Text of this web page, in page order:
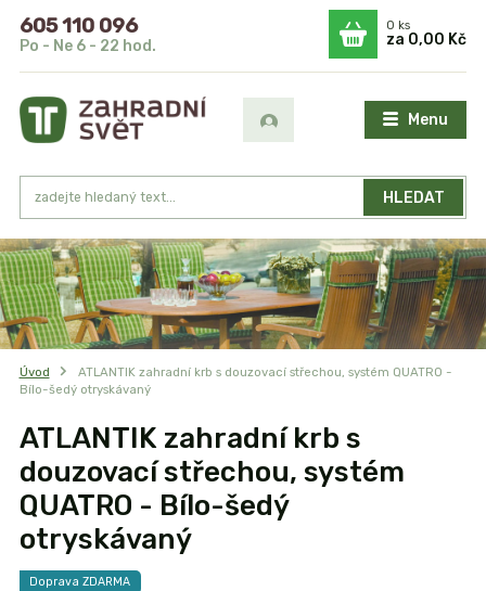
Menu
HLEDAT
605 110 096
Po - Ne 6 - 22 hod.
0ks
za 0,00 Kč
Úvod
ATLANTIK zahradní krb s douzovací střechou, systém QUATRO -
Bílo-šedý otryskávaný
ATLANTIK zahradní krb s
douzovací střechou, systém
QUATRO - Bílo-šedý
otryskávaný
Doprava ZDARMA